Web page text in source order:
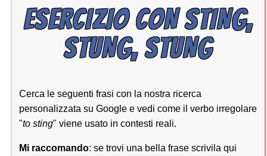
ESERCIZIO CON STING,
STUNG, STUNG
Cerca le seguenti frasi con la nostra ricerca
personalizzata su Google e vedi come il verbo irregolare
"to sting" viene usato in contesti reali.
Mi raccomando: se trovi una bella frase scrivila qui